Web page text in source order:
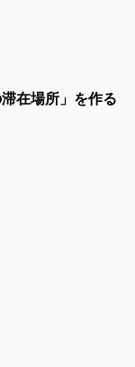
在場所」を作る